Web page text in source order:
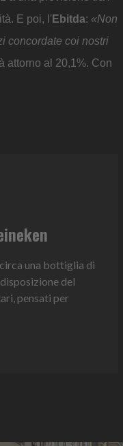
E poi, l' Ebitda: «Non
concordate coi nostri
attorno al 20,1%. Con
una bottiglia di
del
pensati per